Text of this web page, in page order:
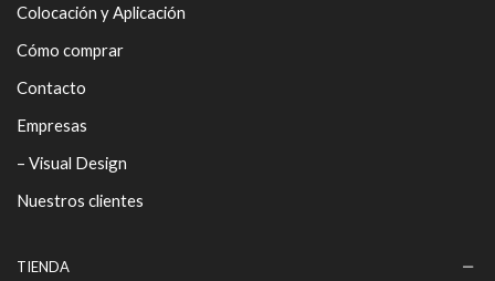
Colocación y Aplicación
Cómo comprar
Contacto
Empresas
– Visual Design
Nuestros clientes
TIENDA